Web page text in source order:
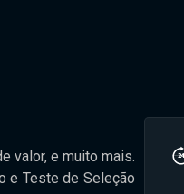
valor, e muito mais.
e Teste de Seleção